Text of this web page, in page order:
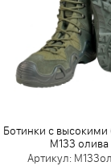
Ботинки с
M133 олива
Артикул: